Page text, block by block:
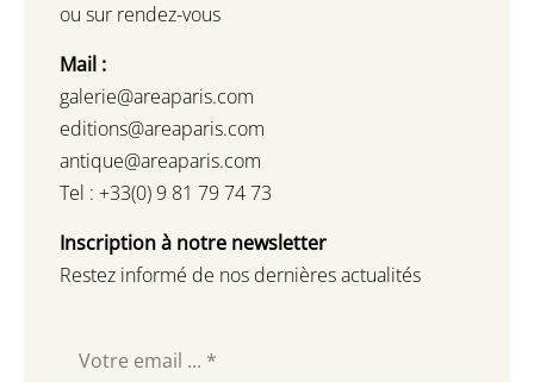
ou sur rendez-vous
Mail :
galerie@areaparis.com
editions@areaparis.com
antique@areaparis.com
Tel : +33(0) 9 81 79 74 73
Inscription à notre newsletter
Restez informé de nos dernières actualités